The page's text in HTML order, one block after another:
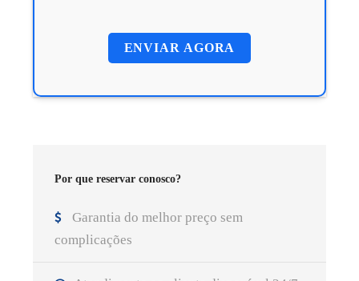
Por que reservar conosco?
Garantia do melhor preço sem
complicações